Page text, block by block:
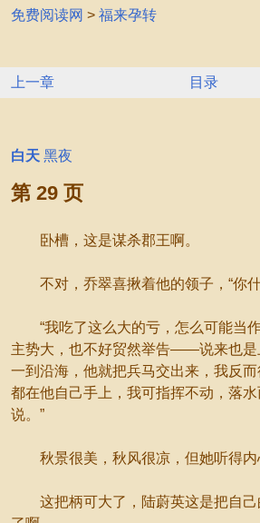
免费阅读网 > 福来孕转
上一章 目录
白天 黑夜
第 29 页
卧槽，这是谋杀郡王啊。
不对，乔翠喜揪着他的领子，“你什
“我吃了这么大的亏，怎么可能当
主势大，也不好贸然举告——说来也是
一到沿海，他就把兵马交出来，我反
都在他自己手上，我可指挥不动，落
说。”
秋景很美，秋风很凉，但她听得内
这把柄可大了，陆蔚英这是把自己